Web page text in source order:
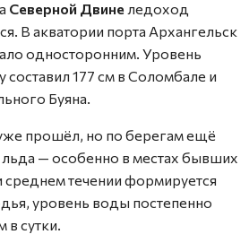
Северной Двине ледоход
В акватории порта Архангельск
односторонним. Уровень
177 см в Соломбале и
Буяна.
прошёл, но по берегам ещё
— особенно в местах бывших
среднем течении формируется
уровень воды постепенно
в сутки.